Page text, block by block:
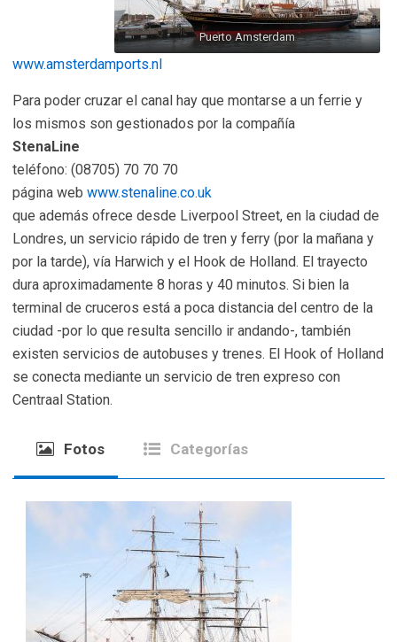
Puerto Amsterdam
www.amsterdamports.nl
Para poder cruzar el canal hay que montarse a un ferrie y
los mismos son gestionados por la compañía
StenaLine
teléfono: (08705) 70 70 70
página web www.stenaline.co.uk
que además ofrece desde Liverpool Street, en la ciudad de
Londres, un servicio rápido de tren y ferry (por la mañana y
por la tarde), vía Harwich y el Hook de Holland. El trayecto
dura aproximadamente 8 horas y 40 minutos. Si bien la
terminal de cruceros está a poca distancia del centro de la
ciudad -por lo que resulta sencillo ir andando-, también
existen servicios de autobuses y trenes. El Hook of Holland
se conecta mediante un servicio de tren expreso con
Centraal Station.
Fotos Categorías